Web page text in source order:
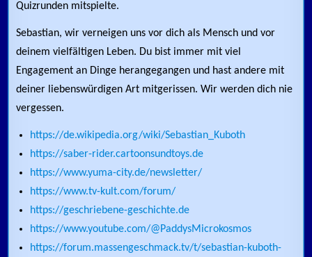
Quizrunden mitspielte.
Sebastian, wir verneigen uns vor dich als Mensch und vor
deinem vielfältigen Leben. Du bist immer mit viel
Engagement an Dinge herangegangen und hast andere mit
deiner liebenswürdigen Art mitgerissen. Wir werden dich nie
vergessen.
https://de.wikipedia.org/wiki/Sebastian_Kuboth
https://saber-rider.cartoonsundtoys.de
https://www.yuma-city.de/newsletter/
https://www.tv-kult.com/forum/
https://geschriebene-geschichte.de
https://www.youtube.com/@PaddysMicrokosmos
https://forum.massengeschmack.tv/t/sebastian-kuboth-